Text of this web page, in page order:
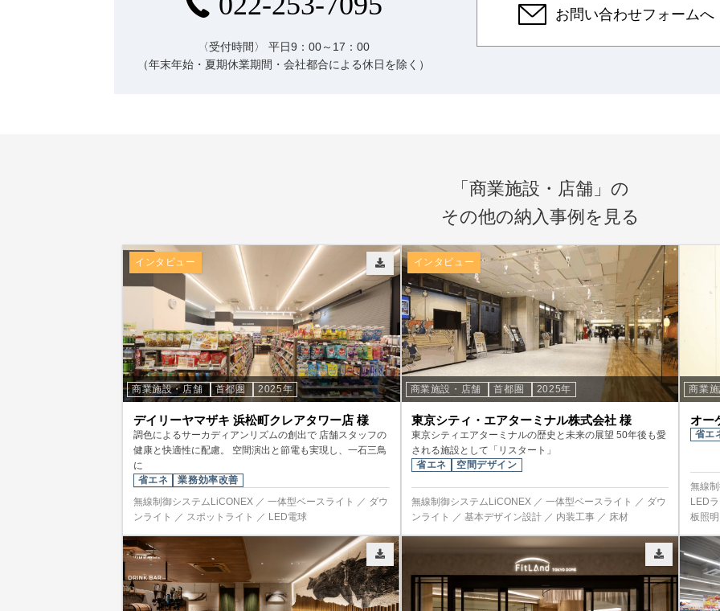
〈受付時間〉
平日9：00～17：00
（年末年始・夏期休業期間・会社都合による休日を除く）
お問い合わせフォームへ
「商業施設・店舗」の
その他の納入事例を見る
インタビュー
商業施設・店舗 首都圏 2025年
デイリーヤマザキ 浜松町クレアタワー店 様
調色によるサーカディアンリズムの創出で 店舗スタッフの
健康と快適性に配慮。 空間演出と節電も実現し、一石三鳥
に
省エネ
業務効率改善
無線制御システムLiCONEX ／ 一体型ベースライト ／ ダウ
ンライト ／ スポットライト ／ LED電球
インタビュー
商業施設・店舗 首都圏 2025年
東京シティ・エアターミナル株式会社 様
東京シティエアターミナルの歴史と未来の展望 50年後も愛
される施設として「リスタート」
省エネ
空間デザイン
無線制御システムLiCONEX ／ 一体型ベースライト ／ ダウ
ンライト ／ 基本デザイン設計 ／ 内装工事 ／ 床材
商業
オー
省エ
無線
LED
板照